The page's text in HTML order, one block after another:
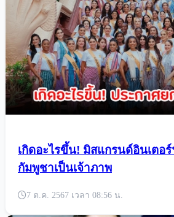
เกิดอะไรขึ้น! มิสแกรนด์อินเตอ
กัมพูชาเป็นเจ้าภาพ
7 ต.ค. 2567 เวลา 08:56 น.